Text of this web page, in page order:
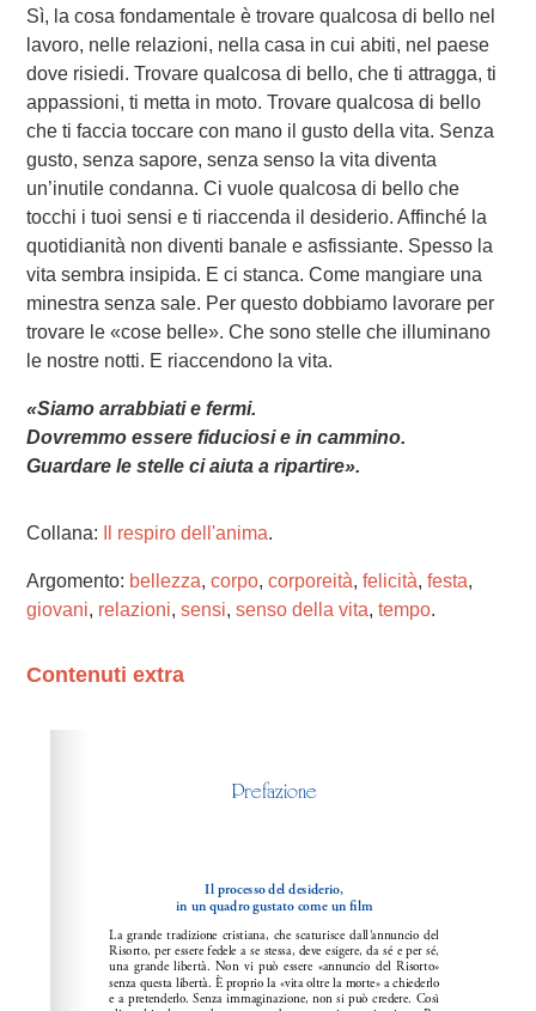
Sì, la cosa fondamentale è trovare qualcosa di bello nel
lavoro, nelle relazioni, nella casa in cui abiti, nel paese
dove risiedi. Trovare qualcosa di bello, che ti attragga, ti
appassioni, ti metta in moto. Trovare qualcosa di bello
che ti faccia toccare con mano il gusto della vita. Senza
gusto, senza sapore, senza senso la vita diventa
un’inutile condanna. Ci vuole qualcosa di bello che
tocchi i tuoi sensi e ti riaccenda il desiderio. Affinché la
quotidianità non diventi banale e asfissiante. Spesso la
vita sembra insipida. E ci stanca. Come mangiare una
minestra senza sale. Per questo dobbiamo lavorare per
trovare le «cose belle». Che sono stelle che illuminano
le nostre notti. E riaccendono la vita.
«Siamo arrabbiati e fermi.
Dovremmo essere fiduciosi e in cammino.
Guardare le stelle ci aiuta a ripartire».
Collana: Il respiro dell'anima.
Argomento: bellezza, corpo, corporeità, felicità, festa,
giovani, relazioni, sensi, senso della vita, tempo.
Contenuti extra
documentation.